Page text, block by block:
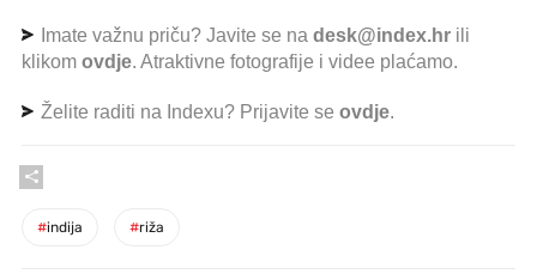
Imate važnu priču? Javite se na desk@index.hr ili
klikom ovdje. Atraktivne fotografije i videe plaćamo.
Želite raditi na Indexu? Prijavite se ovdje.
#indija #riža